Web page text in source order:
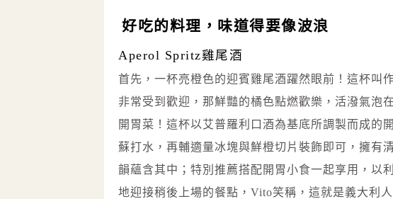
好吃的料理，味道得要像波浪
Aperol Spritz雞尾酒
首先，一杯亮橙色的迎賓雞尾酒躍然眼前！這杯叫
非常受到歡迎，那鮮豔的橘色點燃歡樂，活潑氣泡
開胃菜！這杯以艾普羅利口酒為基底所調製而成的
蘇打水，再輔適量冰塊與鮮橙切片裝飾即可，擁有
韻蘊含其中；特別推薦搭配開胃小食一起享用，以
地迎接稍後上場的餐點，Vito笑稱，這就是義大利人